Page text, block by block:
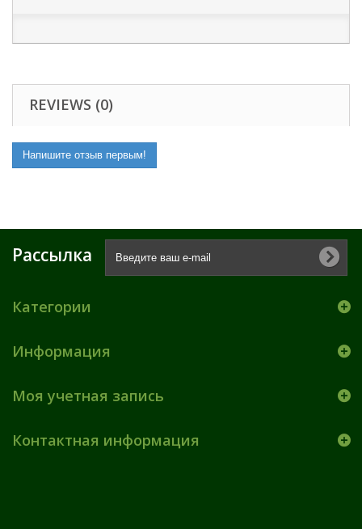
REVIEWS (0)
Напишите отзыв первым!
Рассылка
Категории
Информация
Моя учетная запись
Контактная информация